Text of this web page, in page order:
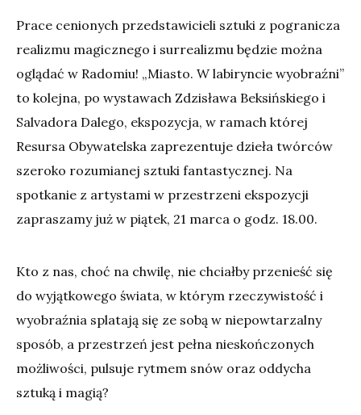
Prace cenionych przedstawicieli sztuki z pogranicza
realizmu magicznego i surrealizmu będzie można
oglądać w Radomiu! „Miasto. W labiryncie wyobraźni”
to kolejna, po wystawach Zdzisława Beksińskiego i
Salvadora Dalego, ekspozycja, w ramach której
Resursa Obywatelska zaprezentuje dzieła twórców
szeroko rozumianej sztuki fantastycznej. Na
spotkanie z artystami w przestrzeni ekspozycji
zapraszamy już w piątek, 21 marca o godz. 18.00.
Kto z nas, choć na chwilę, nie chciałby przenieść się
do wyjątkowego świata, w którym rzeczywistość i
wyobraźnia splatają się ze sobą w niepowtarzalny
sposób, a przestrzeń jest pełna nieskończonych
możliwości, pulsuje rytmem snów oraz oddycha
sztuką i magią?